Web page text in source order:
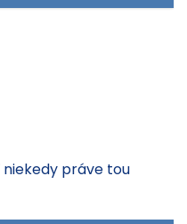
práve tou